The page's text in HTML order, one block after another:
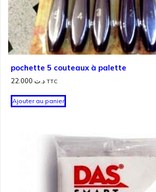
pochette 5 couteaux à palette
د.ت TTC
Ajouter au panier